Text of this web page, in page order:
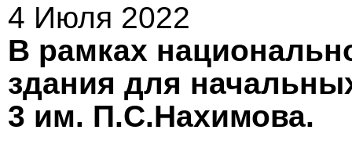
4 Июля 2022
В рамках
здания для
3 им. П.С.Нахимова.